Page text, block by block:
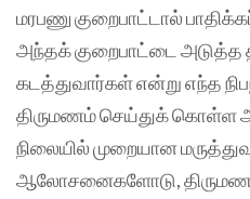
மரபணு குறைபாட்டால்
அந்தக் குறைபாட்டை அடுத்த
கடத்துவார்கள் என்று எந்த
திருமணம் செய்துக் கொள்ள
நிலையில் முறையான
ஆலோசனைகளோடு,